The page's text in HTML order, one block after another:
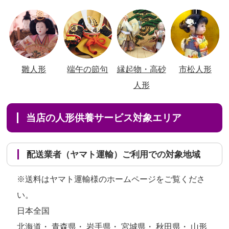
雛人形 端午の節句
縁起物・高砂
人形
市松人形
当店の人形供養サービス対象エリア
配送業者（ヤマト運輸）ご利用での対象地域
※送料はヤマト運輸様のホームページをご覧くださ
い。
日本全国
北海道・ 青森県・ 岩手県・ 宮城県・ 秋田県・ 山形